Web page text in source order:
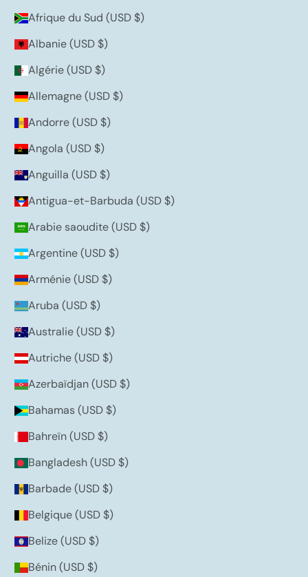
Afrique du Sud (USD $)
Albanie (USD $)
Algérie (USD $)
Allemagne (USD $)
Andorre (USD $)
Angola (USD $)
Anguilla (USD $)
Antigua-et-Barbuda (USD $)
Arabie saoudite (USD $)
Argentine (USD $)
Arménie (USD $)
Aruba (USD $)
Australie (USD $)
Autriche (USD $)
Azerbaïdjan (USD $)
Bahamas (USD $)
Bahreïn (USD $)
Bangladesh (USD $)
Barbade (USD $)
Belgique (USD $)
Belize (USD $)
Bénin (USD $)